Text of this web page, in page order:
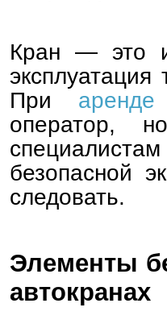
Кран — это
эксплуатация
При аренде
оператор,
безопасной
следовать.
Элементы
автокранах